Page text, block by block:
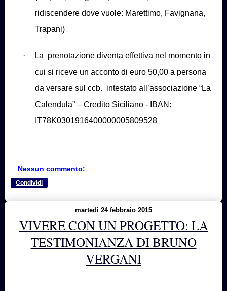
ridiscendere dove vuole: Marettimo, Favignana,
Trapani)
· La prenotazione diventa effettiva nel momento in
cui si riceve un acconto di euro 50,00 a persona
da versare sul ccb. intestato all’associazione “La
Calendula” – Credito Siciliano - IBAN:
IT78K0301916400000005809528
Nessun commento:
Condividi
martedì 24 febbraio 2015
VIVERE CON UN PROGETTO: LA
TESTIMONIANZA DI BRUNO
VERGANI